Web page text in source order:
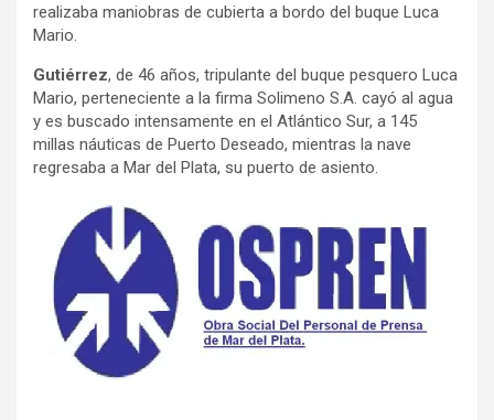
realizaba maniobras de cubierta a bordo del buque Luca
Mario.
Gutiérrez, de 46 años, tripulante del buque pesquero Luca
Mario, perteneciente a la firma Solimeno S.A. cayó al agua
y es buscado intensamente en el Atlántico Sur, a 145
millas náuticas de Puerto Deseado, mientras la nave
regresaba a Mar del Plata, su puerto de asiento.